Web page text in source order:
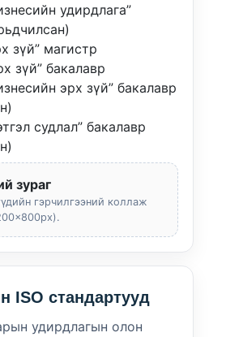
удирдлага”
зүй” магистр
зүй” бакалавр
эрх зүй” бакалавр
судлал” бакалавр
зураг
гэрчилгээний коллаж
ISO стандартууд
удирдлагын олон